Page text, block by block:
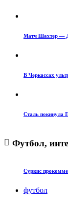
Матч Шахтер —
В Черкассах
Сталь покинула
Футбол,
Суркис
футбол